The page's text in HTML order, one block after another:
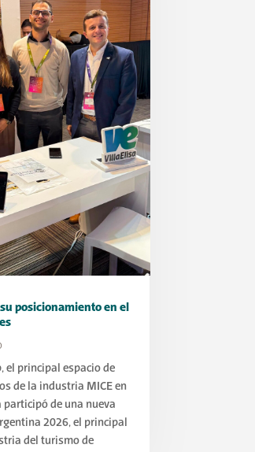
posicionamiento en el
el principal espacio de
de la industria MICE en
de una nueva
2026, el principal
del turismo de